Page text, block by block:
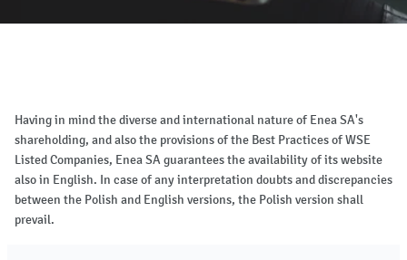
Having in mind the diverse and international nature of Enea SA's
shareholding, and also the provisions of the Best Practices of WSE
Listed Companies, Enea SA guarantees the availability of its website
also in English. In case of any interpretation doubts and discrepancies
between the Polish and English versions, the Polish version shall
prevail.